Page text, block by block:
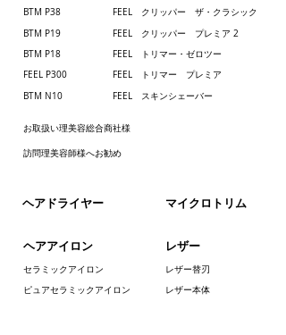
levied when a shipment reaches your
directly to the delivery agent.Policies on
these taxes vary in each country. Please
contact the customs office in your county for
BTM P38
BTM P19
BTM P18
FEEL P300
BTM N10
FEEL クリッパー ザ・クラシック
FEEL クリッパー プレミア 2
FEEL トリマー・ゼロツー
FEEL トリマー プレミア
FEEL スキンシェーバー
お取扱い理美容総合商社様
訪問理美容師様へお勧め
​ヘアドライヤー
ヘアアイロン
セラミックアイロン
ピュアセラミックアイロン
​マイクロトリム
レザー
レザー替刃
レザー本体